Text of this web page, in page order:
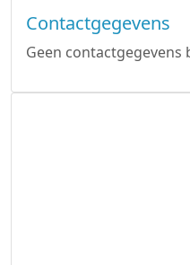
Contactgegevens
Geen contactgegevens